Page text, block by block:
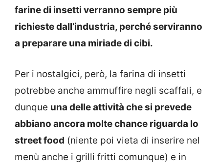
farine di insetti verranno sempre più
richieste dall’industria, perché serviranno
a preparare una miriade di cibi.
Per i nostalgici, però, la farina di insetti
potrebbe anche ammuffire negli scaffali, e
dunque una delle attività che si prevede
abbiano ancora molte chance riguarda lo
street food (niente poi vieta di inserire nel
menù anche i grilli fritti comunque) e in